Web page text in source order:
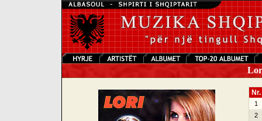
Nr.
1
2